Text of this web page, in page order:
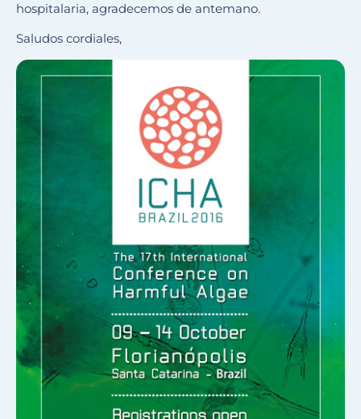
hospitalaria, agradecemos de antemano.
Saludos cordiales,